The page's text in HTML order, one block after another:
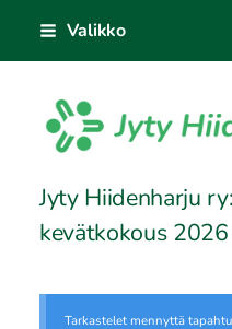
sisältöön
Valikko
Jyty Hiidenharju
kevätkokous 2026
Tarkastelet mennyttä